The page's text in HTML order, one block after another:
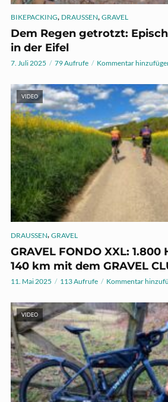
BIKEPACKING, DRAUSSEN, GRAVEL
Dem Regen getrotzt:
in der Eifel
7. Juli 2025 79 Aufrufe Kommentar
VIDEO
DRAUSSEN, GRAVEL
GRAVEL FONDO XXL:
140 km mit dem GRAVEL
11. Mai 2025 113 Aufrufe Kommentar
VIDEO